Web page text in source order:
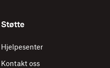
Støtte
Hjelpesenter
Kontakt oss